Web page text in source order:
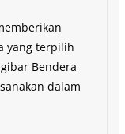
yang terpilih
Bendera
dalam